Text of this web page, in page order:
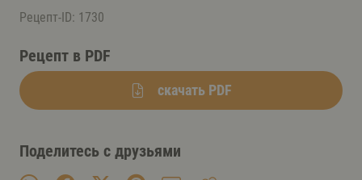
Рецепт-ID: 1730
Рецепт в PDF
скачать PDF
Поделитесь с друзьями